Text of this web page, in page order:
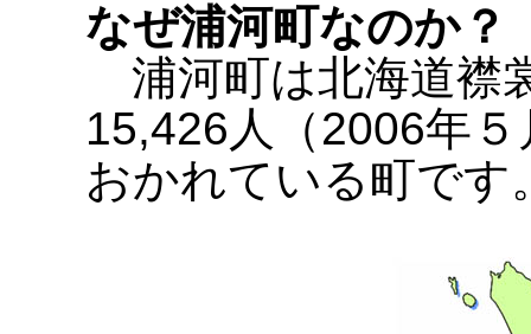
なぜ浦河町なのか？
浦河町は北海道襟
15,426人（2006年
おかれている町です